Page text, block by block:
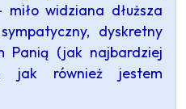
widziana dłuższa
dyskretny
Panią (jak najbardziej
jak również jestem